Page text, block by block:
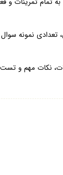
تعدادی نمونه
نکات مهم و